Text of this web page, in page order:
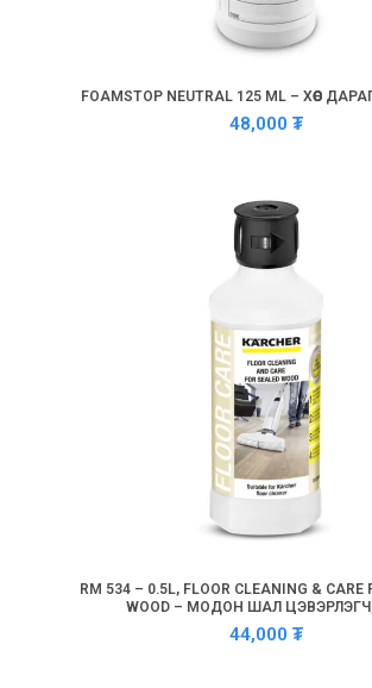
FOAMSTOP NEUTRAL 125 ML – ХӨӨС
48,000 ₮
RM 534 – 0.5L, FLOOR CLEANING & CARE
WOOD – МОДОН ШАЛ ЦЭВЭРЛЭГЧ,
44,000 ₮